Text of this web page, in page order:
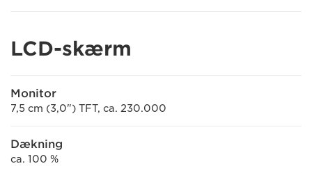
LCD-skærm
Monitor
7,5 cm (3,0") TFT, ca. 230.000
Dækning
ca. 100 %